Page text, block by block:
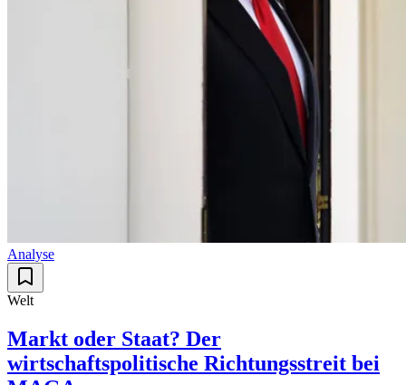
Analyse
Welt
Markt oder Staat? Der
wirtschaftspolitische Richtungsstreit bei